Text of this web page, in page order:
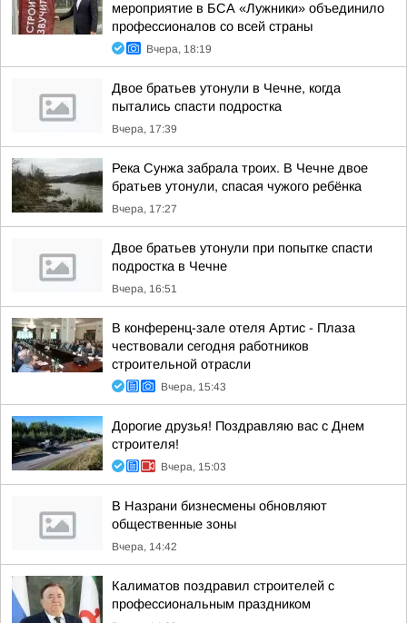
мероприятие в БСА «Лужники» объединило
профессионалов со всей страны
Вчера, 18:19
Двое братьев утонули в Чечне, когда
пытались спасти подростка
Вчера, 17:39
Река Сунжа забрала троих. В Чечне двое
братьев утонули, спасая чужого ребёнка
Вчера, 17:27
Двое братьев утонули при попытке спасти
подростка в Чечне
Вчера, 16:51
В конференц-зале отеля Артис - Плаза
чествовали сегодня работников
строительной отрасли
Вчера, 15:43
Дорогие друзья! Поздравляю вас с Днем
строителя!
Вчера, 15:03
В Назрани бизнесмены обновляют
общественные зоны
Вчера, 14:42
Калиматов поздравил строителей с
профессиональным праздником